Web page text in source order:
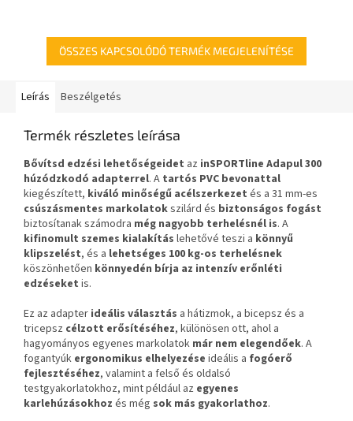
ÖSSZES KAPCSOLÓDÓ TERMÉK MEGJELENÍTÉSE
Leírás Beszélgetés
Termék részletes leírása
Bővítsd edzési lehetőségeidet az inSPORTline Adapul 300
húzódzkodó adapterrel. A tartós PVC bevonattal
kiegészített, kiváló minőségű acélszerkezet és a 31 mm-es
csúszásmentes markolatokszilárd és biztonságos fogást
biztosítanak számodra még nagyobb terhelésnél is. A
kifinomult szemes kialakítás lehetővé teszi a könnyű
klipszelést, és a lehetséges 100 kg-os terhelésnek
köszönhetően könnyedén bírja az intenzív erőnléti
edzéseket is.
Ez az adapter ideális választás a hátizmok, a bicepsz és a
tricepsz célzott erősítéséhez, különösen ott, ahol a
hagyományos egyenes markolatok már nem elegendőek. A
fogantyúk ergonomikus elhelyezése ideális a fogóerő
fejlesztéséhez, valamint a felső és oldalsó
testgyakorlatokhoz, mint például az egyenes
karlehúzásokhoz és még sok más gyakorlathoz.